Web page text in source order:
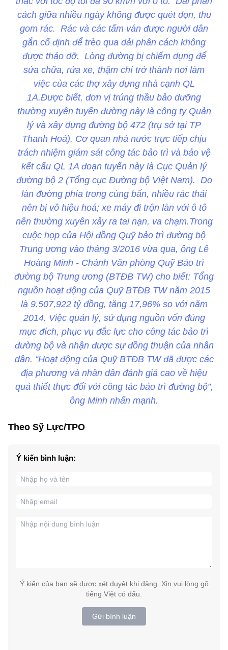
cách giữa nhiều ngày không được quét dọn, thu
gom rác. Rác và các tấm ván được người dân
gắn cố định để trèo qua dải phân cách không
được tháo dỡ. Lòng đường bị chiếm dụng để
sửa chữa, rửa xe, thậm chí trở thành nơi làm
việc của các thợ xây dựng nhà cạnh QL
1A.Được biết, đơn vị trúng thầu bảo dưỡng
thường xuyên tuyến đường này là công ty Quản
lý và xây dựng đường bộ 472 (trụ sở tại TP
Thanh Hoá). Cơ quan nhà nước trực tiếp chịu
trách nhiệm giám sát công tác bảo trì và bảo vệ
kết cấu QL 1A đoạn tuyến này là Cục Quản lý
đường bộ 2 (Tổng cục Đường bộ Việt Nam). Do
làn đường phía trong cùng bẩn, nhiều rác thải
nên bị vô hiệu hoá; xe máy đi trộn làn với ô tô
nên thường xuyên xảy ra tai nạn, va chạm.Trong
cuộc họp của Hội đồng Quỹ bảo trì đường bộ
Trung ương vào tháng 3/2016 vừa qua, ông Lê
Hoàng Minh - Chánh Văn phòng Quỹ Bảo trì
đường bộ Trung ương (BTĐB TW) cho biết: Tổng
nguồn hoạt động của Quỹ BTĐB TW năm 2015
là 9.507,922 tỷ đồng, tăng 17,96% so với năm
2014. Việc quản lý, sử dụng nguồn vốn đúng
mục đích, phục vụ đắc lực cho công tác bảo trì
đường bộ và nhận được sự đồng thuận của nhân
dân. “Hoạt động của Quỹ BTĐB TW đã được các
địa phương và nhân dân đánh giá cao về hiệu
quả thiết thực đối với công tác bảo trì đường bộ”,
ông Minh nhấn mạnh.
Theo Sỹ Lực/TPO
Ý kiến bình luận:
Ý kiến của bạn sẽ được xét duyệt khi đăng. Xin vui lòng gõ
tiếng Việt có dấu.
Gửi bình luận